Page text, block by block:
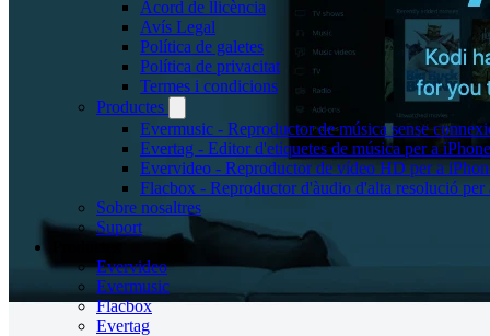
Acord de llicència
Avís Legal
Política de galetes
Política de privacitat
Termes i condicions
Productes
Evermusic - Reproductor de música sense
Evertag - Editor d'etiquetes de música per a
Evervideo - Reproductor de vídeo HD per a
Flacbox - Reproductor d'àudio d'alta resolució
Sobre nosaltres
Suport
Evervideo
Evermusic
Flacbox
Evertag